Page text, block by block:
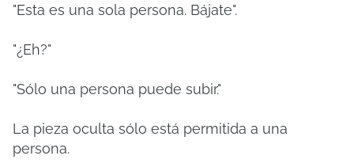
"Esta es una sola persona. Bájate".
"¿Eh?"
"Sólo una persona puede subir."
La pieza oculta sólo está permitida a una
persona.